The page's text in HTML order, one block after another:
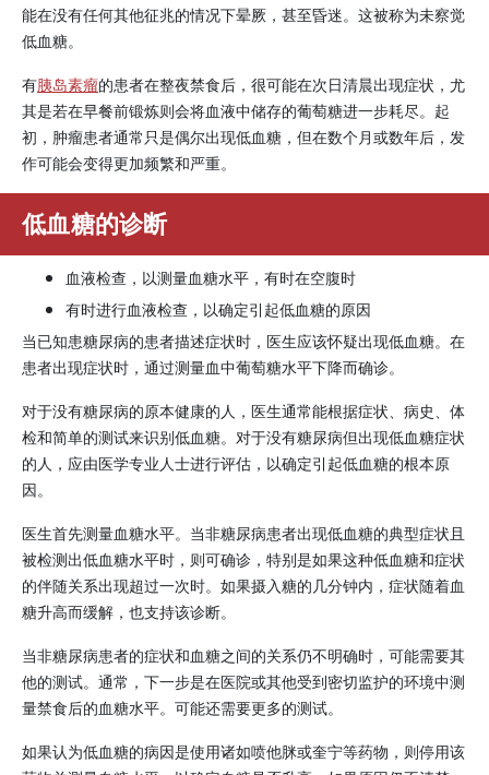
能在没有任何其他征兆的情况下晕厥，甚至昏迷。这被称为未察觉
低血糖。
有胰岛素瘤的患者在整夜禁食后，很可能在次日清晨出现症状，尤
其是若在早餐前锻炼则会将血液中储存的葡萄糖进一步耗尽。起
初，肿瘤患者通常只是偶尔出现低血糖，但在数个月或数年后，发
作可能会变得更加频繁和严重。
低血糖的诊断
血液检查，以测量血糖水平，有时在空腹时
有时进行血液检查，以确定引起低血糖的原因
当已知患糖尿病的患者描述症状时，医生应该怀疑出现低血糖。在
患者出现症状时，通过测量血中葡萄糖水平下降而确诊。
对于没有糖尿病的原本健康的人，医生通常能根据症状、病史、体
检和简单的测试来识别低血糖。对于没有糖尿病但出现低血糖症状
的人，应由医学专业人士进行评估，以确定引起低血糖的根本原
因。
医生首先测量血糖水平。当非糖尿病患者出现低血糖的典型症状且
被检测出低血糖水平时，则可确诊，特别是如果这种低血糖和症状
的伴随关系出现超过一次时。如果摄入糖的几分钟内，症状随着血
糖升高而缓解，也支持该诊断。
当非糖尿病患者的症状和血糖之间的关系仍不明确时，可能需要其
他的测试。通常，下一步是在医院或其他受到密切监护的环境中测
量禁食后的血糖水平。可能还需要更多的测试。
如果认为低血糖的病因是使用诸如喷他脒或奎宁等药物，则停用该